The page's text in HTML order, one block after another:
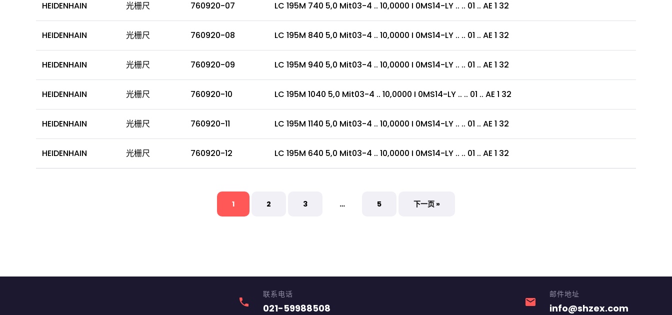
HEIDENHAIN 光栅尺 760920-07 LC 195M 740 5,0 Mit03-4 .. 10,0000 I 0MS14-LY .. .. 01 .. AE 1 32
HEIDENHAIN 光栅尺 760920-08 LC 195M 840 5,0 Mit03-4 .. 10,0000 I 0MS14-LY .. .. 01 .. AE 1 32
HEIDENHAIN 光栅尺 760920-09 LC 195M 940 5,0 Mit03-4 .. 10,0000 I 0MS14-LY .. .. 01 .. AE 1 32
HEIDENHAIN 光栅尺 760920-10 LC 195M 1040 5,0 Mit03-4 .. 10,0000 I 0MS14-LY .. .. 01 .. AE 1 32
HEIDENHAIN 光栅尺 760920-11 LC 195M 1140 5,0 Mit03-4 .. 10,0000 I 0MS14-LY .. .. 01 .. AE 1 32
HEIDENHAIN 光栅尺 760920-12 LC 195M 640 5,0 Mit03-4 .. 10,0000 I 0MS14-LY .. .. 01 .. AE 1 32
1 2 3 … 5 下一页 »
phone
联系电话
021-59988508 email
邮件地址
info@shzex.com